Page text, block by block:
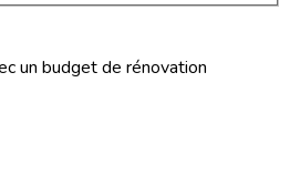
un budget de rénovation